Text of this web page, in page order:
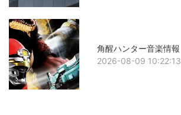
角醒ハンター音楽情報
2026-08-09 10:22:13